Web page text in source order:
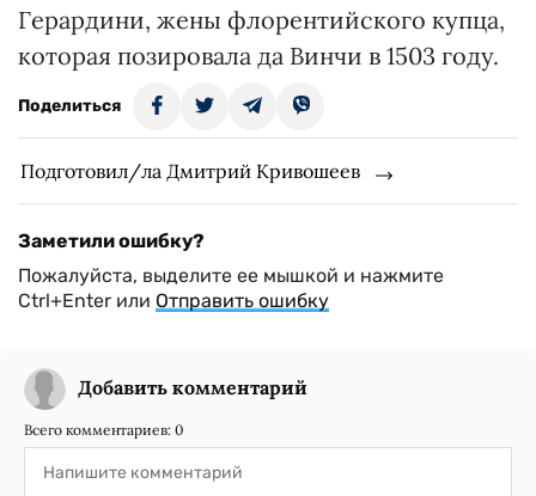
Герардини, жены флорентийского купца,
которая позировала да Винчи в 1503 году.
Поделиться
Подготовил/ла Дмитрий Кривошеев
Заметили ошибку?
Пожалуйста, выделите ее мышкой и нажмите
Ctrl+Enter или Отправить ошибку
Добавить комментарий
Всего комментариев: 0